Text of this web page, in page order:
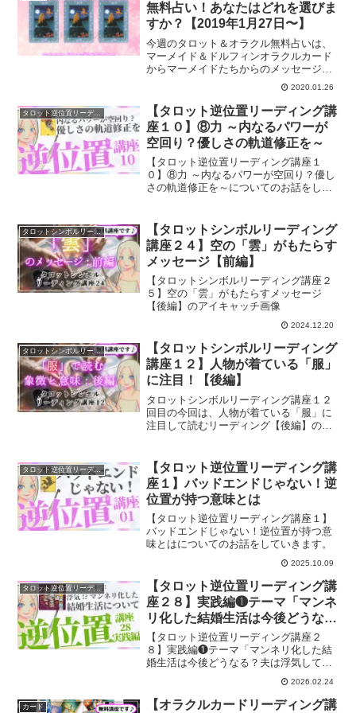
無料占い！あなたはどれを選びま
すか？【2019年1月27日〜】
今週のタロット＆オラクル無料占いは、
マーメイド＆ドルフィンオラクルカード
からマーメイドたちからのメッセージを
いただいてみました。あなたの中の潜在
意識に深く入り込んでくれるカードで
す。今週のあなたへのメッセージは？
2020.01.26
【タロット逆位置リーディング講
座１０】⑧力 ～内なるパワーが
空回り？優しさの軌道修正を～
【タロット逆位置リーディング講座１
０】⑧力 ～内なるパワーが空回り？優し
さの軌道修正を～についてのお話をして
タロットシンボルリーディング講座
【タロットシンボルリーディング
講座２４】空の「雲」がもたらす
メッセージ【前編】
【タロットシンボルリーディング講座２
５】空の「雲」がもたらすメッセージ
【後編】のアイキャッチ画像
2024.12.20
タロットシンボルリーディング講座
【タロットシンボルリーディング
講座１２】人物が着ている「服」
に注目！【後編】
タロットシンボルリーディング講座１２
回目の今回は、人物が着ている「服」に
注目して読むリーディング【後編】のお
タロット逆位置リーディング講座
【タロット逆位置リーディング講
座１】バッドエンドじゃない！逆
位置が持つ意味とは
【タロット逆位置リーディング講座１】
バッドエンドじゃない！逆位置が持つ意
味とはについてのお話をしていきます。
2025.10.09
タロット逆位置リーディング講座
【タロット逆位置リーディング講
座２８】実践編❶テーマ「マンネ
リ化した結婚生活は今後どうな
る？夫は浮気しているか」
【タロット逆位置リーディング講座２
８】実践編❶テーマ「マンネリ化した結
婚生活は今後どうなる？夫は浮気してい
るか」について、リーディングしていき
2026.02.24
カード
【オラクルカードリーディング講